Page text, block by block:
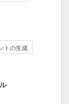
トの生成